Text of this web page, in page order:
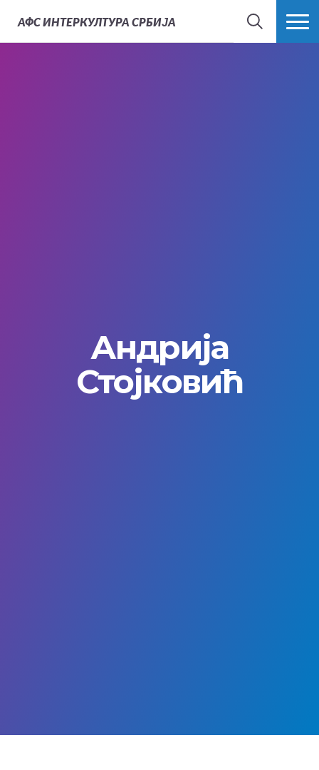
АФСИНТЕРКУЛТУРА СРБИЈА
ТРАЖИ ВИШЕ
Андрија
Стојковић